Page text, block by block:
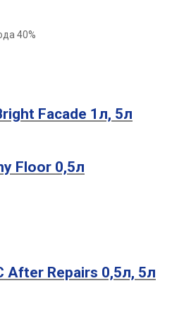
40%
Facade 1л, 5л
Floor 0,5л
After Repairs 0,5л, 5л